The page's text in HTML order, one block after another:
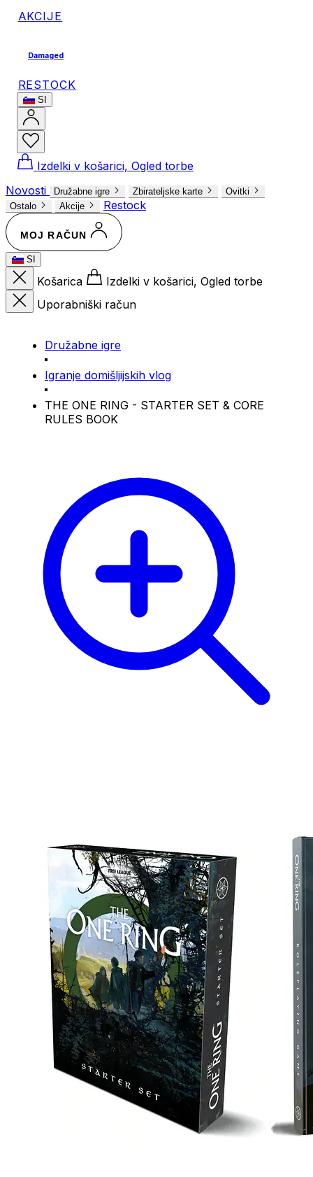
AKCIJE
Damaged
RESTOCK
SI
Izdelki v košarici, Ogled torbe
Novosti
Družabne igre Zbirateljske karte
Ovitki
Ostalo
Akcije Restock
MOJ RAČUN
SI
Košarica
Izdelki v košarici, Ogled torbe
Uporabniški račun
Družabne igre
Igranje domišljijskih vlog
THE ONE RING - STARTER SET & CORE
RULES BOOK